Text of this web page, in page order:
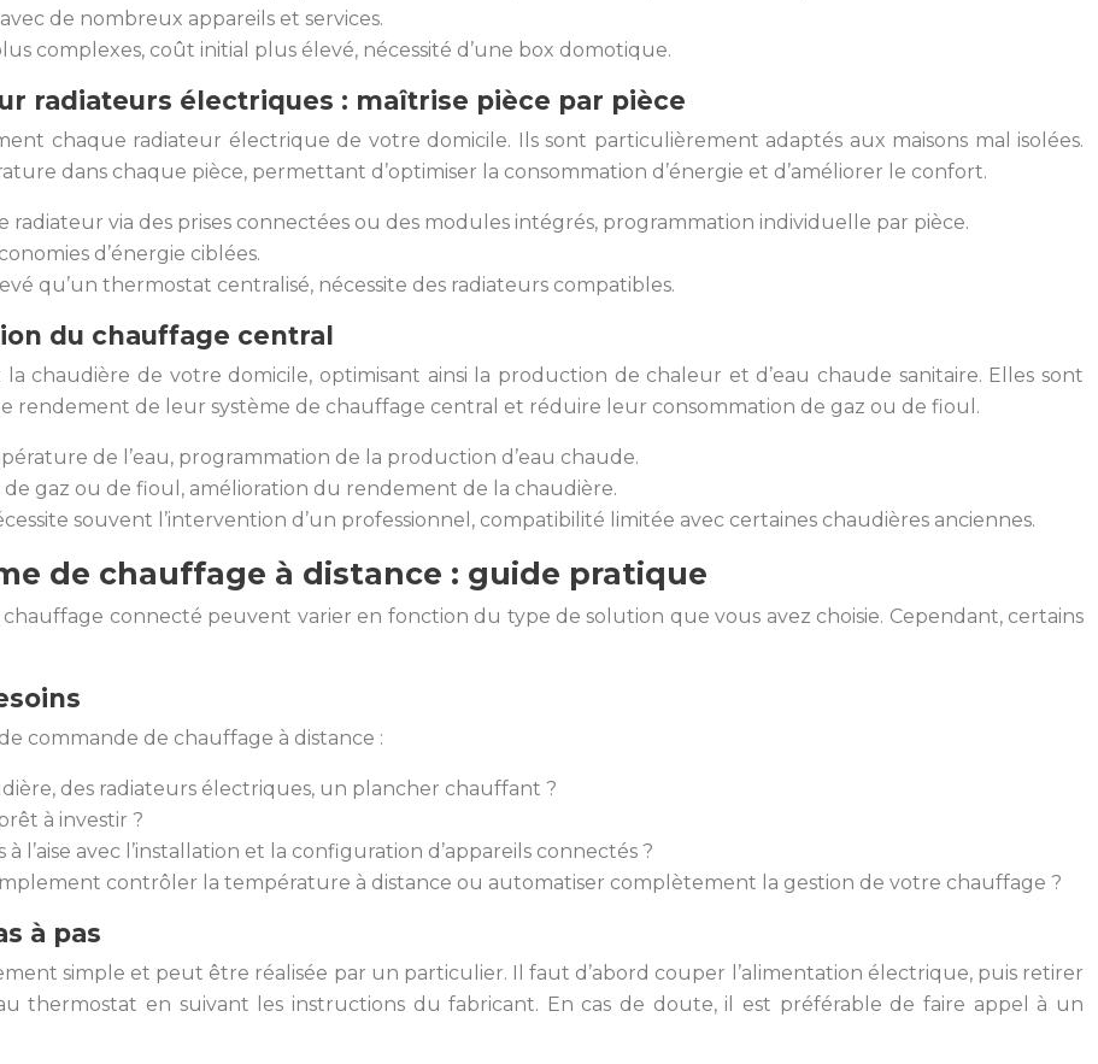
de nombreux appareils et services.
complexes, coût initial plus élevé, nécessité d’une box domotique.
radiateurs électriques : maîtrise pièce par pièce
chaque radiateur électrique de votre domicile. Ils sont particulièrement adaptés aux maisons mal isolées.
dans chaque pièce, permettant d’optimiser la consommation d’énergie et d’améliorer le confort.
via des prises connectées ou des modules intégrés, programmation individuelle par pièce.
d’énergie ciblées.
qu’un thermostat centralisé, nécessite des radiateurs compatibles.
du chauffage central
chaudière de votre domicile, optimisant ainsi la production de chaleur et d’eau chaude sanitaire. Elles sont
rendement de leur système de chauffage central et réduire leur consommation de gaz ou de fioul.
de l’eau, programmation de la production d’eau chaude.
gaz ou de fioul, amélioration du rendement de la chaudière.
souvent l’intervention d’un professionnel, compatibilité limitée avec certaines chaudières anciennes.
de chauffage à distance : guide pratique
connecté peuvent varier en fonction du type de solution que vous avez choisie. Cependant, certains
commande de chauffage à distance :
des radiateurs électriques, un plancher chauffant ?
à investir ?
avec l’installation et la configuration d’appareils connectés ?
contrôler la température à distance ou automatiser complètement la gestion de votre chauffage ?
à pas
simple et peut être réalisée par un particulier. Il faut d’abord couper l’alimentation électrique, puis retirer
thermostat en suivant les instructions du fabricant. En cas de doute, il est préférable de faire appel à un